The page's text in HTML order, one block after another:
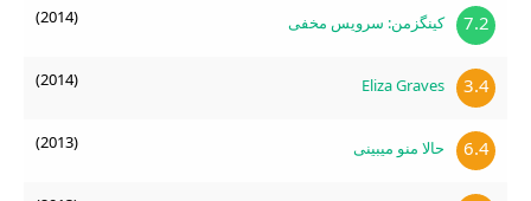
می‌دانید حتما برای ما ارسال کنید.
7.2 کینگزمن: سرویس مخفی (2014)
3.4
Eliza Graves
(2014)
6.4 حالا منو میبینی (2013)